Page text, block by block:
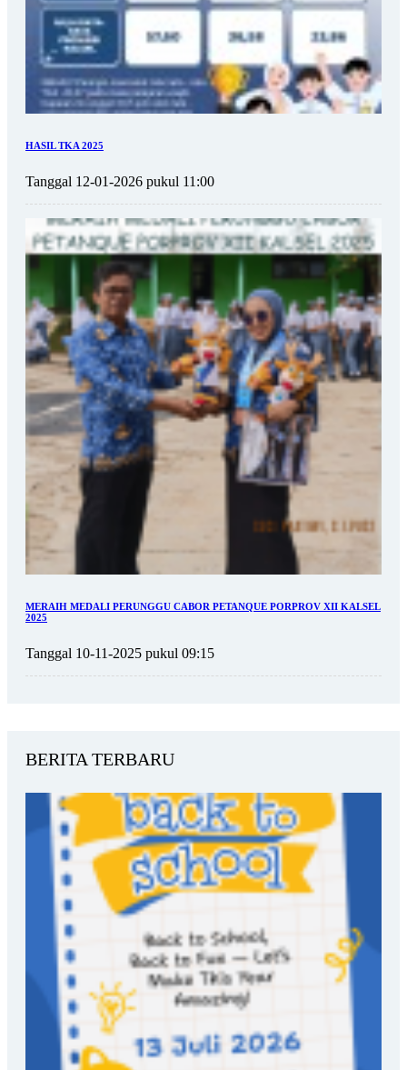
HASIL TKA 2025
Tanggal 12-01-2026 pukul 11:00
MERAIH MEDALI PERUNGGU CABOR PETANQUE PORPROV XII KALSEL
2025
Tanggal 10-11-2025 pukul 09:15
BERITA TERBARU